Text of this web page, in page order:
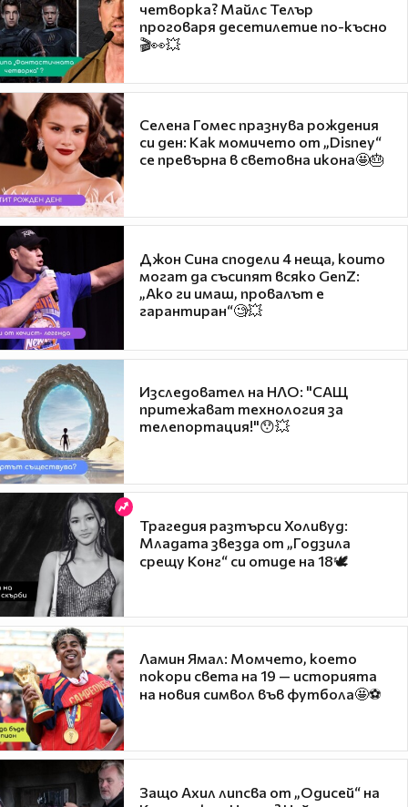
четворка? Майлс Телър
проговаря десетилетие по-късно
🎬👀💥
Селена Гомес празнува рождения
си ден: Как момичето от „Disney“
се превърна в световна икона🤩🎂
Джон Сина сподели 4 неща, които
могат да съсипят всяко GenZ:
„Ако ги имаш, провалът е
гарантиран“🧐💥
Изследовател на НЛО: "САЩ
притежават технология за
телепортация!"😯💥
Трагедия разтърси Холивуд:
Младата звезда от „Годзила
срещу Конг“ си отиде на 18🕊️
Ламин Ямал: Момчето, което
покори света на 19 — историята
на новия символ във футбола🤩⚽
Защо Ахил липсва от „Одисей“ на